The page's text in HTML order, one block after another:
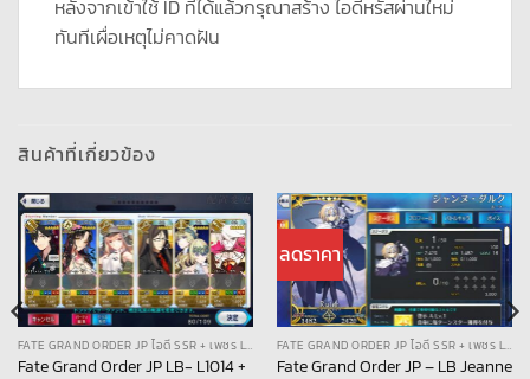
หลังจากเข้าใช้ ID ที่ได้แล้วกรุณาสร้าง ไอดีหรัสผ่านใหม่
ทันทีเผื่อเหตุไม่คาดฝัน
สินค้าที่เกี่ยวข้อง
FATE GRAND ORDER JP ไอดี SSR + เพชร LB
Fate Grand Order JP LB- L1014 +
ลดราคา
FATE GRAND ORDER JP ไอดี SSR + เพชร LB
Fate Grand Order JP – LB Jeanne